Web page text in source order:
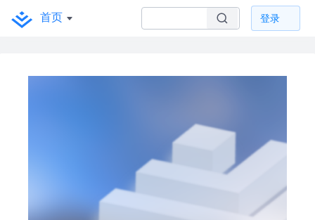
首页 登录